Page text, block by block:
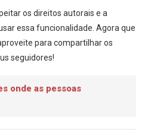
os direitos autorais e a
essa funcionalidade. Agora que
para compartilhar os
seguidores!
onde as pessoas